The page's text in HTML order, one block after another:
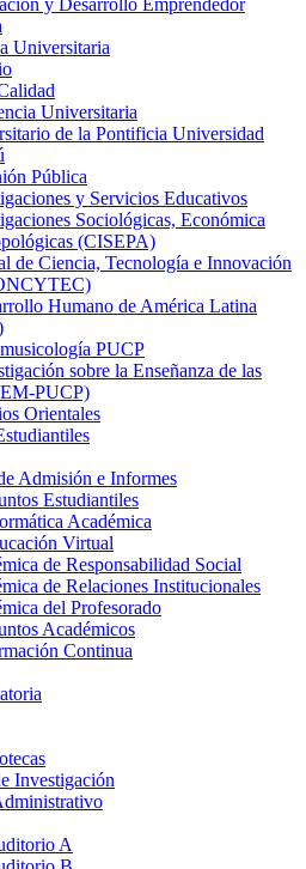
y Desarrollo Emprendedor
Universitaria
Universitaria
de la Pontificia Universidad
Pública
y Servicios Educativos
Sociológicas, Económica
(CISEPA)
de Ciencia, Tecnología e Innovación
Humano de América Latina
PUCP
sobre la Enseñanza de las
PUCP)
Orientales
Admisión e Informes
Estudiantiles
Académica
Virtual
de Responsabilidad Social
de Relaciones Institucionales
del Profesorado
Académicos
Continua
Investigación
A